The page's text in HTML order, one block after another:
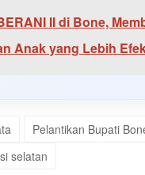
II di Bone,
Anak yang Lebih
Pelantikan Bupati
selatan